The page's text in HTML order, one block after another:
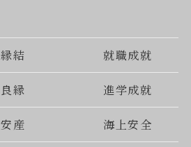
縁結 就職成就
良縁 進学成就
安産 海上安全